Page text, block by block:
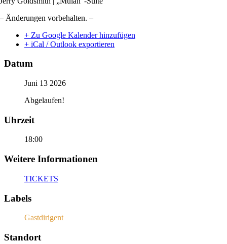
– Änderungen vorbehalten. –
+ Zu Google Kalender hinzufügen
+ iCal / Outlook exportieren
Datum
Juni 13 2026
Abgelaufen!
Uhrzeit
18:00
Weitere Informationen
TICKETS
Labels
Gastdirigent
Standort